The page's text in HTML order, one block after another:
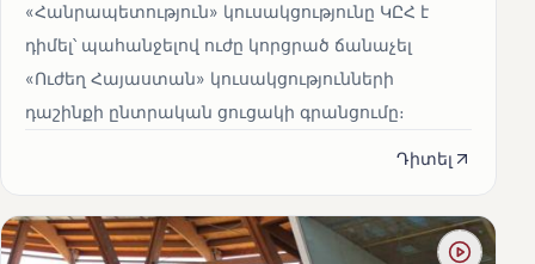
«Հանրապետություն» կուսակցությունը ԿԸՀ է
դիմել՝ պահանջելով ուժը կորցրած ճանաչել
«Ուժեղ Հայաստան» կուսակցությունների
դաշինքի ընտրական ցուցակի գրանցումը։
Դիտել